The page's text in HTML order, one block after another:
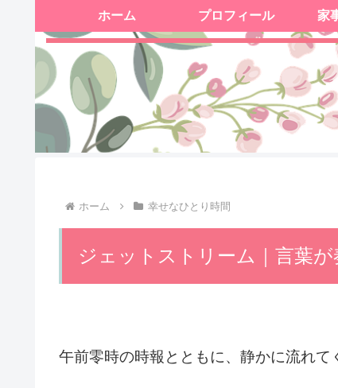
ホーム プロフィール 家
ホーム 幸せなひとり時間
ジェットストリーム｜言葉
午前零時の時報とともに、静かに流れて